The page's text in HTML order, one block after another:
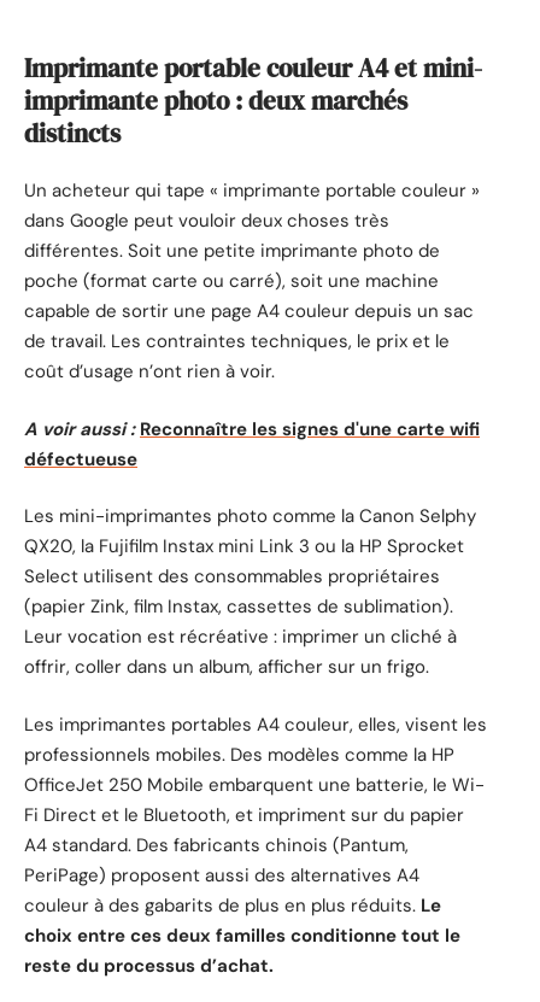
Imprimante portable couleur A4 et mini-
imprimante photo : deux marchés
distincts
Un acheteur qui tape « imprimante portable couleur »
dans Google peut vouloir deux choses très
différentes. Soit une petite imprimante photo de
poche (format carte ou carré), soit une machine
capable de sortir une page A4 couleur depuis un sac
de travail. Les contraintes techniques, le prix et le
coût d’usage n’ont rien à voir.
A voir aussi : Reconnaître les signes d'une carte wifi
défectueuse
Les mini-imprimantes photo comme la Canon Selphy
QX20, la Fujifilm Instax mini Link 3 ou la HP Sprocket
Select utilisent des consommables propriétaires
(papier Zink, film Instax, cassettes de sublimation).
Leur vocation est récréative : imprimer un cliché à
offrir, coller dans un album, afficher sur un frigo.
Les imprimantes portables A4 couleur, elles, visent les
professionnels mobiles. Des modèles comme la HP
OfficeJet 250 Mobile embarquent une batterie, le Wi-
Fi Direct et le Bluetooth, et impriment sur du papier
A4 standard. Des fabricants chinois (Pantum,
PeriPage) proposent aussi des alternatives A4
couleur à des gabarits de plus en plus réduits. Le
choix entre ces deux familles conditionne tout le
reste du processus d’achat.